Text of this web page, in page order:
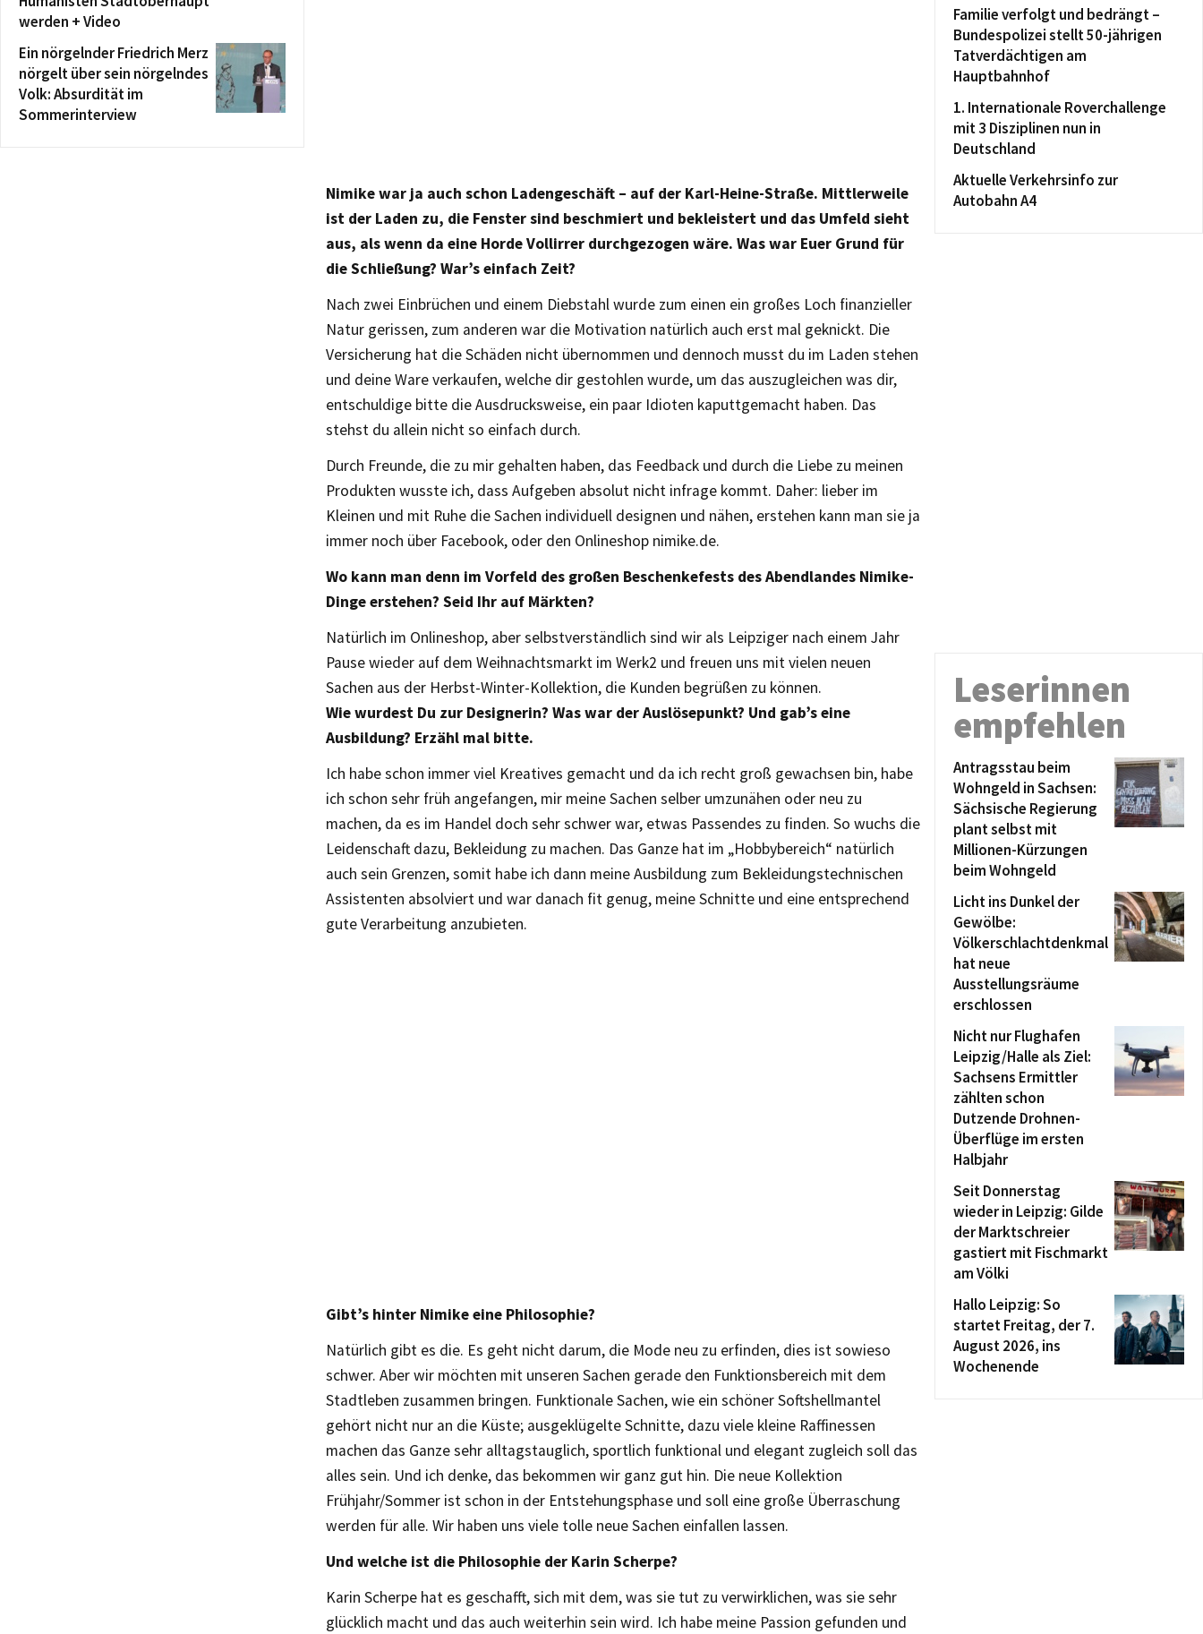
Nimike war ja auch schon Ladengeschäft – auf der Karl-Heine-Straße. Mittlerweile
ist der Laden zu, die Fenster sind beschmiert und bekleistert und das Umfeld sieht
aus, als wenn da eine Horde Vollirrer durchgezogen wäre. Was war Euer Grund für
die Schließung? War’s einfach Zeit?
Nach zwei Einbrüchen und einem Diebstahl wurde zum einen ein großes Loch finanzieller
Natur gerissen, zum anderen war die Motivation natürlich auch erst mal geknickt. Die
Versicherung hat die Schäden nicht übernommen und dennoch musst du im Laden stehen
und deine Ware verkaufen, welche dir gestohlen wurde, um das auszugleichen was dir,
entschuldige bitte die Ausdrucksweise, ein paar Idioten kaputtgemacht haben. Das
stehst du allein nicht so einfach durch.
Durch Freunde, die zu mir gehalten haben, das Feedback und durch die Liebe zu meinen
Produkten wusste ich, dass Aufgeben absolut nicht infrage kommt. Daher: lieber im
Kleinen und mit Ruhe die Sachen individuell designen und nähen, erstehen kann man sie ja
immer noch über Facebook, oder den Onlineshop nimike.de.
Wo kann man denn im Vorfeld des großen Beschenkefests des Abendlandes Nimike-
Dinge erstehen? Seid Ihr auf Märkten?
Natürlich im Onlineshop, aber selbstverständlich sind wir als Leipziger nach einem Jahr
Pause wieder auf dem Weihnachtsmarkt im Werk2 und freuen uns mit vielen neuen
Sachen aus der Herbst-Winter-Kollektion, die Kunden begrüßen zu können.
Wie wurdest Du zur Designerin? Was war der Auslösepunkt? Und gab’s eine
Ausbildung? Erzähl mal bitte.
Ich habe schon immer viel Kreatives gemacht und da ich recht groß gewachsen bin, habe
ich schon sehr früh angefangen, mir meine Sachen selber umzunähen oder neu zu
machen, da es im Handel doch sehr schwer war, etwas Passendes zu finden. So wuchs die
Leidenschaft dazu, Bekleidung zu machen. Das Ganze hat im „Hobbybereich“ natürlich
auch sein Grenzen, somit habe ich dann meine Ausbildung zum Bekleidungstechnischen
Assistenten absolviert und war danach fit genug, meine Schnitte und eine entsprechend
gute Verarbeitung anzubieten.
Gibt’s hinter Nimike eine Philosophie?
Natürlich gibt es die. Es geht nicht darum, die Mode neu zu erfinden, dies ist sowieso
schwer. Aber wir möchten mit unseren Sachen gerade den Funktionsbereich mit dem
Stadtleben zusammen bringen. Funktionale Sachen, wie ein schöner Softshellmantel
gehört nicht nur an die Küste; ausgeklügelte Schnitte, dazu viele kleine Raffinessen
machen das Ganze sehr alltagstauglich, sportlich funktional und elegant zugleich soll das
alles sein. Und ich denke, das bekommen wir ganz gut hin. Die neue Kollektion
Frühjahr/Sommer ist schon in der Entstehungsphase und soll eine große Überraschung
werden für alle. Wir haben uns viele tolle neue Sachen einfallen lassen.
Und welche ist die Philosophie der Karin Scherpe?
Karin Scherpe hat es geschafft, sich mit dem, was sie tut zu verwirklichen, was sie sehr
glücklich macht und das auch weiterhin sein wird. Ich habe meine Passion gefunden und
werden + Video
Ein nörgelnder Friedrich Merz
nörgelt über sein nörgelndes
Volk: Absurdität im
Sommerinterview
Familie verfolgt und bedrängt –
Bundespolizei stellt 50-jährigen
Tatverdächtigen am
Hauptbahnhof
1. Internationale Roverchallenge
mit 3 Disziplinen nun in
Deutschland
Aktuelle Verkehrsinfo zur
Autobahn A4
Leserinnen
empfehlen
Antragsstau beim
Wohngeld in Sachsen:
Sächsische Regierung
plant selbst mit
Millionen-Kürzungen
beim Wohngeld
Licht ins Dunkel der
Gewölbe:
Völkerschlachtdenkmal
hat neue
Ausstellungsräume
erschlossen
Nicht nur Flughafen
Leipzig/Halle als Ziel:
Sachsens Ermittler
zählten schon
Dutzende Drohnen-
Überflüge im ersten
Halbjahr
Seit Donnerstag
wieder in Leipzig: Gilde
der Marktschreier
gastiert mit Fischmarkt
am Völki
Hallo Leipzig: So
startet Freitag, der 7.
August 2026, ins
Wochenende